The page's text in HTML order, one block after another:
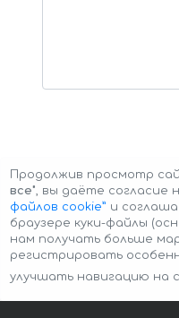
Авторские права ©
Продолжив просмотр
все", вы даёте согласие
файлов cookie” и
браузере куки-файлы
нам получать больше
регистрировать
улучшать навигацию на